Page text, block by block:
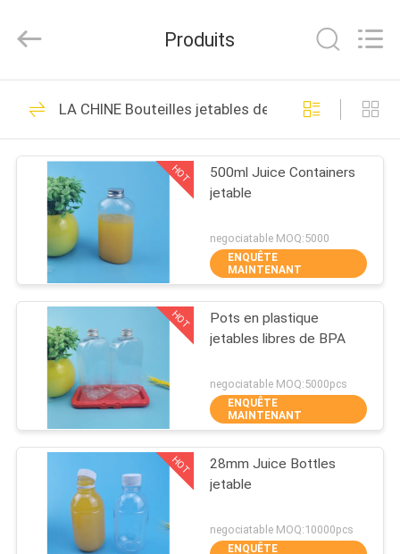
MAISON
PRODUITS
SUJET
NOUS
VISITE
D'USINE
CONTRÔLE
QUALITÉ
Co.,Ltd..
Developed
Pots en plastique de
nourriture
86
Pot en plastique de
boisson
46
Pots en plastique de
Produits
LA CHINE Bouteilles jetables de jus
HOT
500ml Juice Containers
jetable
negociatable MOQ:5000
ENQUÊTE
MAINTENANT
HOT
Pots en plastique
jetables libres de BPA
negociatable MOQ:5000pcs
ENQUÊTE
MAINTENANT
HOT
28mm Juice Bottles
jetable
negociatable MOQ:10000pcs
ENQUÊTE